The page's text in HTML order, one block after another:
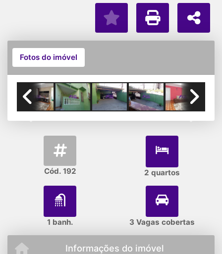
Fotos do imóvel
Cód. 192 2 quartos
1 banh. 3 Vagas cobertas
Informações do imóvel